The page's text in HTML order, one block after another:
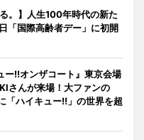
。】人生100年時代の新た
「国際高齢者デー」に初開
ー!!オンザコート』東京会場
さんが来場！大ファンの
「ハイキュー!!」の世界を超